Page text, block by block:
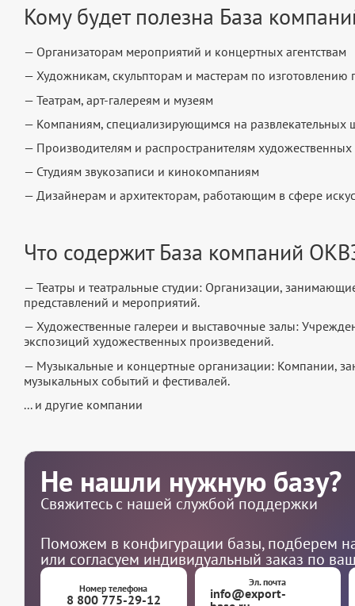
Кому будет полезна База
— Организаторам мероприятий и концертных агентствам
— Художникам, скульпторам и мастерам по изготовлению
— Театрам, арт-галереям и музеям
— Компаниям, специализирующимся на развлекательных
— Производителям и распространителям художественных
— Студиям звукозаписи и кинокомпаниям
— Дизайнерам и архитекторам, работающим в сфере
Что содержит База компаний
— Театры и театральные студии: Организации,
представлений и мероприятий.
— Художественные галереи и выставочные залы:
экспозиций художественных произведений.
— Музыкальные и концертные организации: Компании,
музыкальных событий и фестивалей.
... и другие компании
Не нашли нужную базу?
Свяжитесь с нашей службой поддержки
Поможем в конфигурации базы, подберем
или согласуем индивидуальный заказ по
Номер телефона
8 800 775-29-12
Эл. почта
info@export-